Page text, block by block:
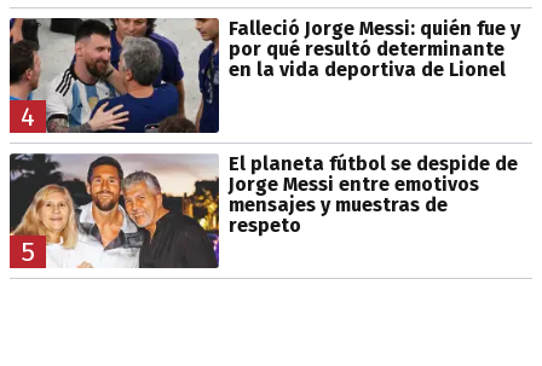
4
Falleció Jorge Messi: quién fue y
por qué resultó determinante
en la vida deportiva de Lionel
5
El planeta fútbol se despide de
Jorge Messi entre emotivos
mensajes y muestras de
respeto